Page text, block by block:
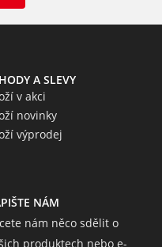
A SLEVY
v akci
novinky
výprodej
NÁM
nám něco sdělit o
produktech nebo e-